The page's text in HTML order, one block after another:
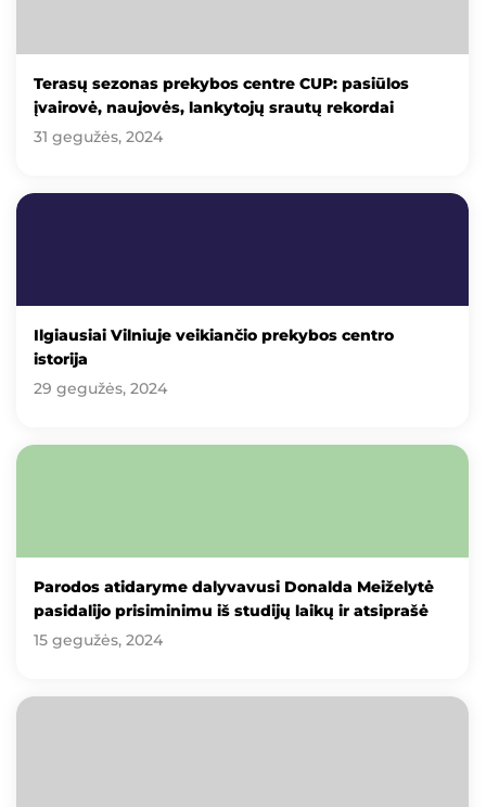
Terasų sezonas prekybos centre CUP: pasiūlos
įvairovė, naujovės, lankytojų srautų rekordai
31 gegužės, 2024
Ilgiausiai Vilniuje veikiančio prekybos centro
istorija
29 gegužės, 2024
Parodos atidaryme dalyvavusi Donalda Meiželytė
pasidalijo prisiminimu iš studijų laikų ir atsiprašė
15 gegužės, 2024